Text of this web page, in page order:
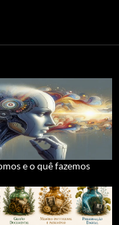
e o quê fazemos